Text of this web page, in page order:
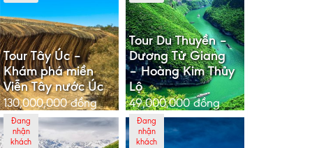
Tour Tây Úc –
Khám phá miền
Viễn Tây nước Úc
130,000,000đồng
Tour Du Thuyền –
Dương Tử Giang
– Hoàng Kim Thủy
Lộ
49,000,000đồng
Đang
nhận
khách
Đang
nhận
khách